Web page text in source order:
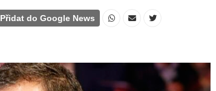
Přidat do Google News